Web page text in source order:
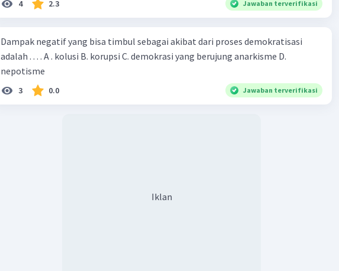
yang signifikan dalam neurosains dan psikologi, pemahaman
tentang kompleksitas otak manusia masih relatif lambat. Meskipun
kita telah membuat kemajuan besar dalam memahami struktur dan
fungsi dasar otak, masih banyak yang harus dipelajari tentang
bagaimana otak bekerja, terutama dalam konteks seperti
menemukan, menguji, dan mengembangkan obat baru yang efektif
4 2.3 Jawaban terverifikasi
Dampak negatif yang bisa timbul sebagai akibat dari proses demokratisasi
adalah . . . . A . kolusi B. korupsi C. demokrasi yang berujung anarkisme D.
nepotisme
3 0.0 Jawaban terverifikasi
Iklan